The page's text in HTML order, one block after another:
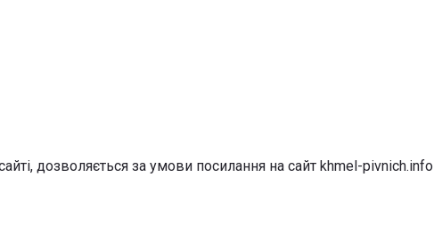
дозволяється за умови посилання на сайт khmel-pivnich.info